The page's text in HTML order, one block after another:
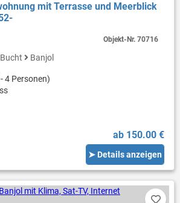
mit Terrasse und Meerblick
Banjol
4 Personen)
ab 150.00 €
➤ Details anzeigen
Objekt-Nr.70716